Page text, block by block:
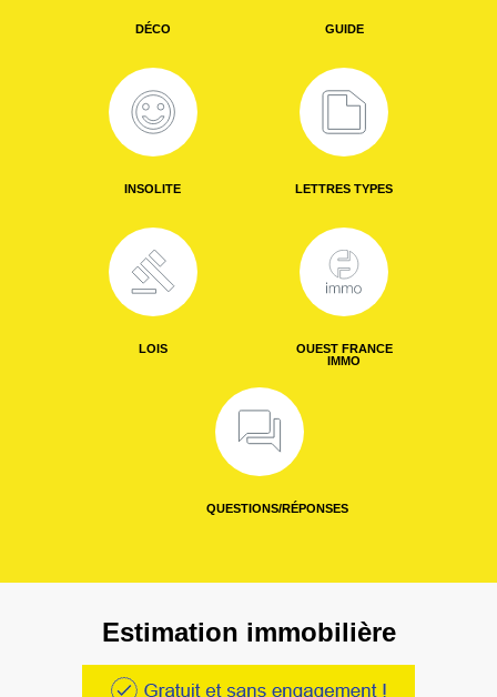
DÉCO GUIDE
INSOLITE LETTRES TYPES
LOIS
OUEST FRANCE
IMMO
QUESTIONS/RÉPONSES
Estimation immobilière